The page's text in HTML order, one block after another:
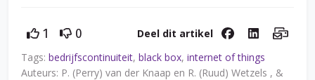
1 0
Deel dit artikel
Tags: bedrijfscontinuiteit, black box, internet of things
Auteurs: P. (Perry) van der Knaap en R. (Ruud) Wetzels , &